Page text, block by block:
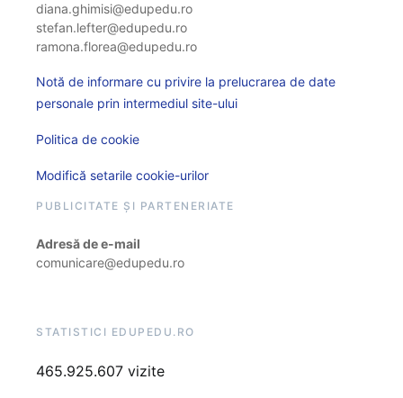
diana.ghimisi@edupedu.ro
stefan.lefter@edupedu.ro
ramona.florea@edupedu.ro
Notă de informare cu privire la prelucrarea de date
personale prin intermediul site-ului
Politica de cookie
Modifică setarile cookie-urilor
PUBLICITATE ȘI PARTENERIATE
Adresă de e-mail
comunicare@edupedu.ro
STATISTICI EDUPEDU.RO
465.925.607 vizite